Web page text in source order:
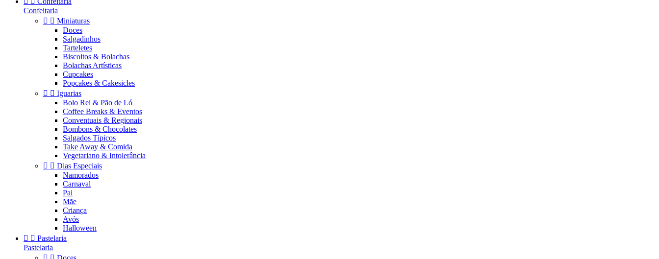
Confeitaria
  Miniaturas
Doces
Salgadinhos
Tarteletes
Biscoitos & Bolachas
Bolachas Artísticas
Cupcakes
Popcakes & Cakesicles
  Iguarias
Bolo Rei & Pão de Ló
Coffee Breaks & Eventos
Conventuais & Regionais
Bombons & Chocolates
Salgados Típicos
Take Away & Comida
Vegetariano & Intolerância
  Dias Especiais
Namorados
Carnaval
Pai
Mãe
Criança
Avós
Halloween
  Pastelaria
Pastelaria